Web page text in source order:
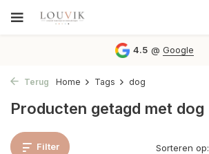
4.5 @Google
Terug Home Tags dog
Producten getagd met dog
Filter Sorteren op: